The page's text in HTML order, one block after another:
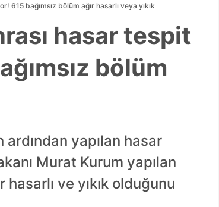
615 bağımsız bölüm ağır hasarlı veya yıkık
hasar tespit
bölüm
ardından yapılan hasar
Murat Kurum yapılan
ve yıkık olduğunu